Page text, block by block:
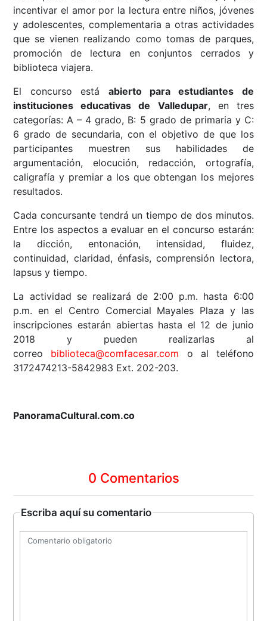
incentivar el amor por la lectura entre niños, jóvenes
y adolescentes, complementaria a otras actividades
que se vienen realizando como tomas de parques,
promoción de lectura en conjuntos cerrados y
biblioteca viajera.
El concurso está abierto para estudiantes de
instituciones educativas de Valledupar, en tres
categorías: A – 4 grado, B: 5 grado de primaria y C:
6 grado de secundaria, con el objetivo de que los
participantes muestren sus habilidades de
argumentación, elocución, redacción, ortografía,
caligrafía y premiar a los que obtengan los mejores
resultados.
Cada concursante tendrá un tiempo de dos minutos.
Entre los aspectos a evaluar en el concurso estarán:
la dicción, entonación, intensidad, fluidez,
continuidad, claridad, énfasis, comprensión lectora,
lapsus y tiempo.
La actividad se realizará de 2:00 p.m. hasta 6:00
p.m. en el Centro Comercial Mayales Plaza y las
inscripciones estarán abiertas hasta el 12 de junio
2018 y pueden realizarlas al
correo biblioteca@comfacesar.com o al teléfono
3172474213-5842983 Ext. 202-203.
PanoramaCultural.com.co
0 Comentarios
Escriba aquí su comentario